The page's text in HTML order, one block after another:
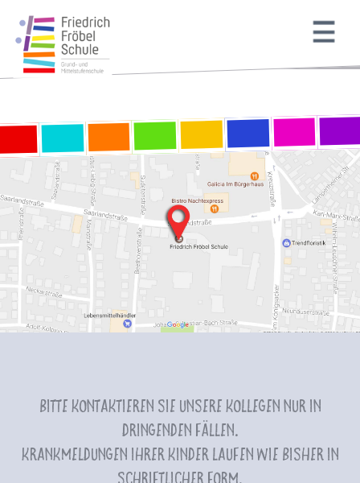
Bitte kontaktieren Sie unsere Kollegen nur in
dringenden Fällen.
Krankmeldungen Ihrer Kinder laufen wie bisher in
schriftlicher Form.